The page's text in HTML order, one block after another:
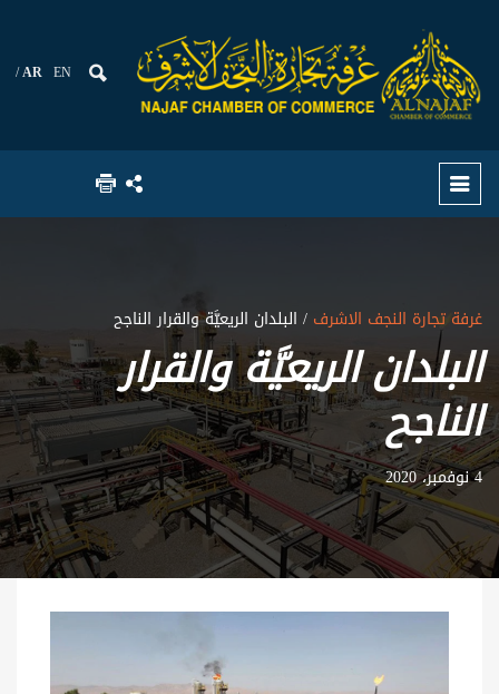
AR EN
غرفة تجارة النجف الاشرف / البلدان الريعيَّة والقرار الناجح
البلدان الريعيَّة والقرار
الناجح
4 نوفمبر، 2020